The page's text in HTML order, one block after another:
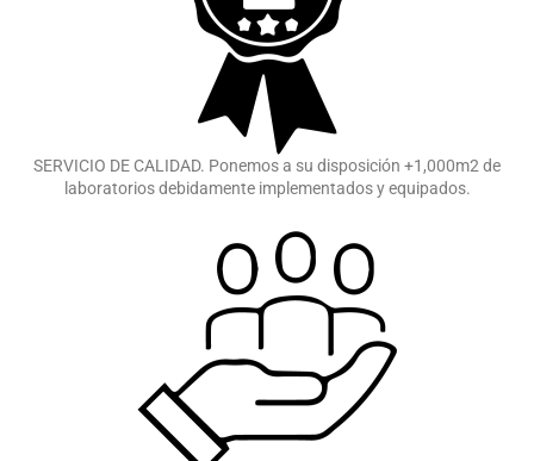
SERVICIO DE CALIDAD. Ponemos a su disposición +1,000m2 de
laboratorios debidamente implementados y equipados.